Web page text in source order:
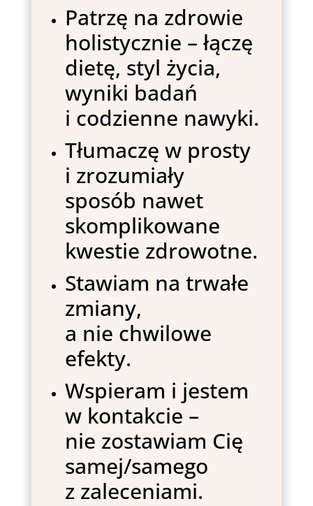
Patrzę na zdrowie
holistycznie – łączę
dietę, styl życia,
wyniki badań
i codzienne nawyki.
Tłumaczę w prosty
i zrozumiały
sposób nawet
skomplikowane
kwestie zdrowotne.
Stawiam na trwałe
zmiany,
a nie chwilowe
efekty.
Wspieram i jestem
w kontakcie –
nie zostawiam Cię
samej/samego
z zaleceniami.